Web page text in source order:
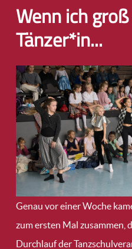
Wenn ich
Tänzer*in...
Genau vor einer Woche
zum ersten Mal zusammen,
Durchlauf der